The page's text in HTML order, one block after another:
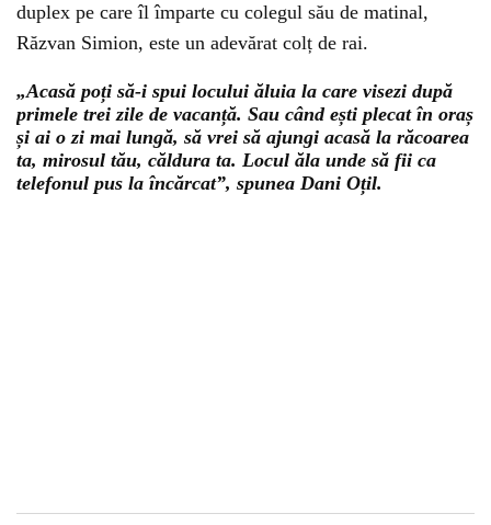
duplex pe care îl împarte cu colegul său de matinal,
Răzvan Simion, este un adevărat colț de rai.
„Acasă poți să-i spui locului ăluia la care visezi după
primele trei zile de vacanță. Sau când ești plecat în oraș
și ai o zi mai lungă, să vrei să ajungi acasă la răcoarea
ta, mirosul tău, căldura ta. Locul ăla unde să fii ca
telefonul pus la încărcat”, spunea Dani Oțil.